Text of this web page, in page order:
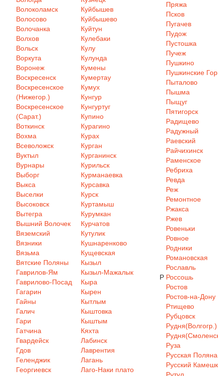
Волоколамск
Волосово
Волочанка
Волхов
Вольск
Воркута
Воронеж
Воскресенск
Воскресенское
(Нижегор.)
Воскресенское
(Сарат.)
Воткинск
Вохма
Всеволожск
Вуктыл
Вурнары
Выборг
Выкса
Выселки
Высоковск
Вытегра
Вышний Волочек
Вяземский
Вязники
Вязьма
Вятские Поляны
Гаврилов-Ям
Гаврилово-Посад
Гагарин
Гайны
Галич
Гари
Гатчина
Гвардейск
Гдов
Геленджик
Георгиевск
Куйбышев
Куйбышево
Куйтун
Кулебаки
Кулу
Кулунда
Кумены
Кумертау
Кумух
Кунгур
Кунгуртуг
Купино
Курагино
Курах
Курган
Курганинск
Курильск
Курманаевка
Курсавка
Курск
Куртамыш
Курумкан
Курчатов
Кутулик
Кушнаренково
Кущевская
Кызыл
Кызыл-Мажалык
Кыра
Кырен
Кытлым
Кыштовка
Кыштым
Кяхта
Лабинск
Лаврентия
Лагань
Лаго-Наки плато
Пряжа
Псков
Пугачев
Пудож
Пустошка
Пучеж
Пушкино
Пушкинские
Пыталово
Пышма
Пыщуг
Пятигорск
Р
Радищево
Радужный
Раевский
Райчихинск
Раменское
Ребриха
Ревда
Реж
Ремонтное
Ржакса
Ржев
Ровеньки
Ровное
Родники
Романовская
Рославль
Россошь
Ростов
Ростов-на-Дону
Ртищево
Рубцовск
Рудня(Волгогр.)
Руза
Русская Поляна
Русский